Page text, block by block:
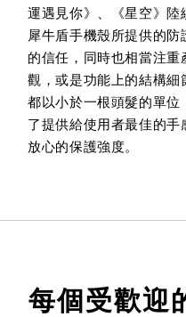
運遇見你》、《星空》陸
犀牛盾手機殼所提供的
的信任，同時也相當注
觀，或是功能上的結構細
都以小於一根頭髮的單位
了提供給使用者最佳的
放心的保護強度。
每個受歡迎